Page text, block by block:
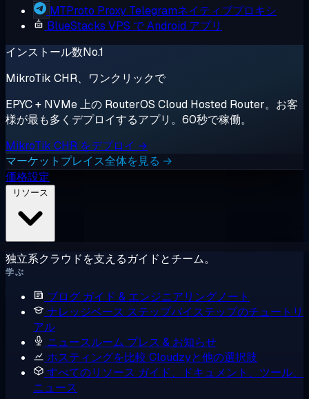
MTProto Proxy Telegramネイティブプロキシ
BlueStacks VPS で Android アプリ
インストール数No.1
MikroTik CHR、ワンクリックで
EPYC + NVMe 上の RouterOS Cloud Hosted Router。お客
様が最も多くデプロイするアプリ。60秒で稼働。
MikroTik CHR をデプロイ →
マーケットプレイス全体を見る →
価格設定
独立系クラウドを支えるガイドとチーム。
学ぶ
ブログ ガイド & エンジニアリングノート
ナレッジベース ステップバイステップのチュートリ
アル
ニュースルーム プレス & お知らせ
ホスティングを比較 Cloudzyと他の選択肢
すべてのリソース ガイド、ドキュメント、ツール、
ニュース